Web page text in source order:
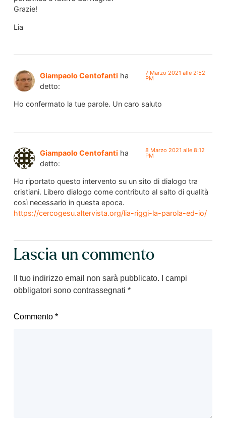
Grazie!
Lia
Giampaolo Centofanti ha
detto:
7 Marzo 2021 alle 2:52
PM
Ho confermato la tue parole. Un caro saluto
Giampaolo Centofanti ha
detto:
8 Marzo 2021 alle 8:12
PM
Ho riportato questo intervento su un sito di dialogo tra
cristiani. Libero dialogo come contributo al salto di qualità
così necessario in questa epoca.
https://cercogesu.altervista.org/lia-riggi-la-parola-ed-io/
Lascia un commento
Il tuo indirizzo email non sarà pubblicato.
I campi
obbligatori sono contrassegnati *
Commento *